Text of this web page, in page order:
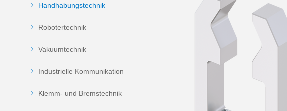
Handhabungstechnik
Robotertechnik
Vakuumtechnik
Industrielle Kommunikation
Klemm- und Bremstechnik